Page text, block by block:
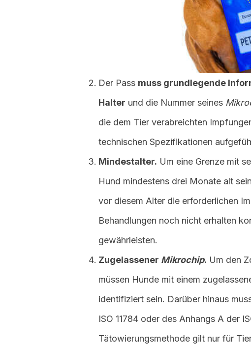
Der Pass muss grundlegende
Halter und die Nummer seines
die dem Tier verabreichten
technischen Spezifikationen
Mindestalter. Um eine Grenze mit
Hund mindestens drei Monate alt
vor diesem Alter die erforderlichen
Behandlungen noch nicht erhalten
gewährleisten.
Zugelassener Mikrochip. Um den
müssen Hunde mit einem
identifiziert sein. Darüber hinaus
ISO 11784 oder des Anhangs A der
Tätowierungsmethode gilt nur für